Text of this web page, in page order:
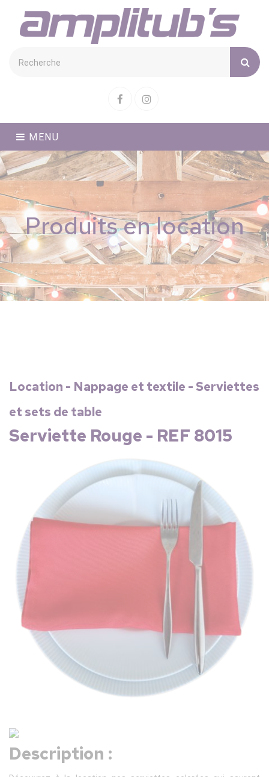
FacebookInstagram
MENU
Produits en location
Location - Nappage et textile - Serviettes
et sets de table
Serviette Rouge - REF 8015
Description :
Cookies management panel